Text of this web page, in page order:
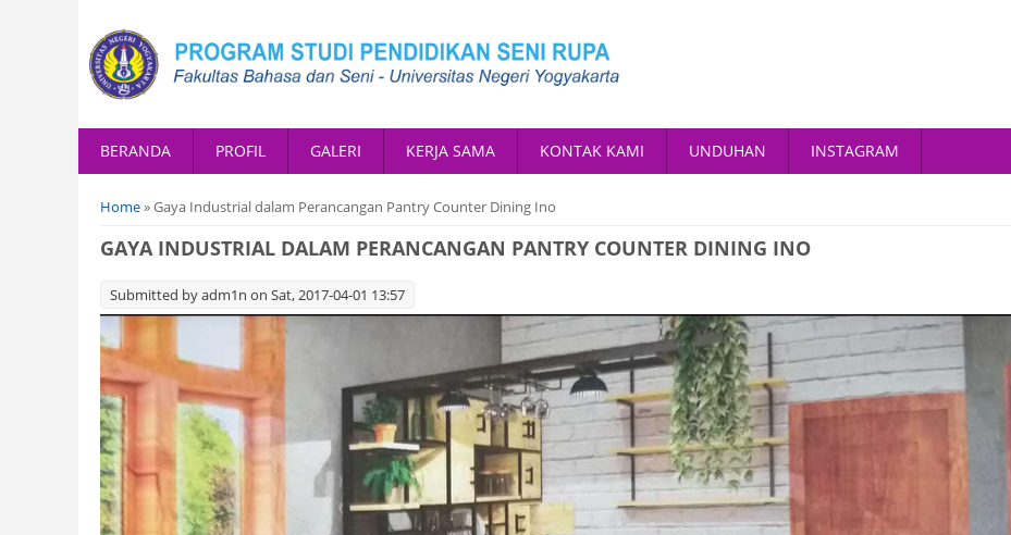
BERANDA PROFIL GALERI KERJA SAMA KONTAK KAMI UNDUHAN INSTAGRAM
You are here
Home» Gaya Industrial dalam Perancangan Pantry Counter Dining Ino
GAYA INDUSTRIAL DALAM PERANCANGAN PANTRY COUNTER DINING INO
Submitted byadm1n on Sat, 2017-04-01 13:57